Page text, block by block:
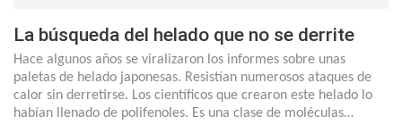
La búsqueda del helado que no se derrite
Hace algunos años se viralizaron los informes sobre unas
paletas de helado japonesas. Resistían numerosos ataques de
calor sin derretirse. Los científicos que crearon este helado lo
habían llenado de polifenoles. Es una clase de moléculas…